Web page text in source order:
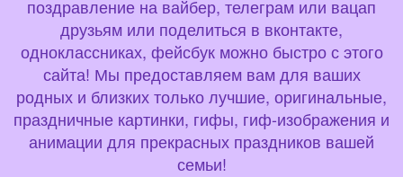
поздравление на вайбер, телеграм или вацап
друзьям или поделиться в вконтакте,
одноклассниках, фейсбук можно быстро с этого
сайта! Мы предоставляем вам для ваших
родных и близких только лучшие, оригинальные,
праздничные картинки, гифы, гиф-изображения и
анимации для прекрасных праздников вашей
семьи!